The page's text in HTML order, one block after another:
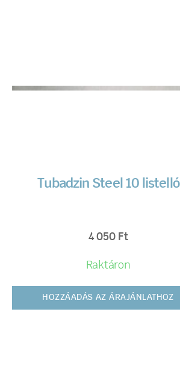
Tubadzin Steel 10 listelló
4 050 Ft
Raktáron
HOZZÁADÁS AZ ÁRAJÁNLATHOZ